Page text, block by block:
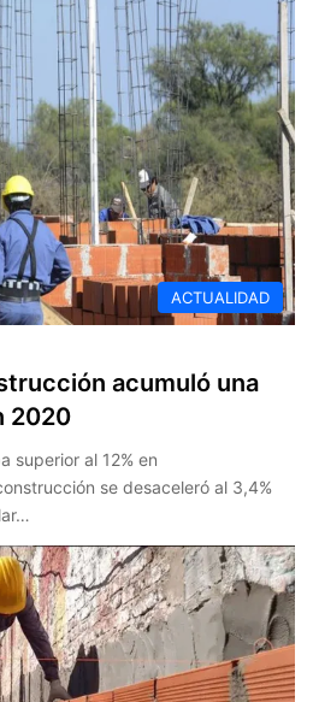
ACTUALIDAD
acumuló una
2020
superior al 12% en
se desaceleró al 3,4%